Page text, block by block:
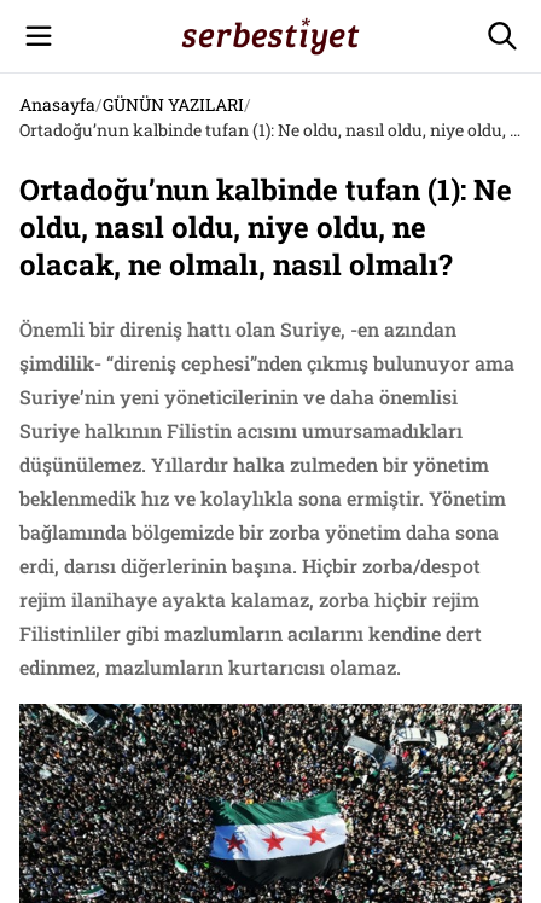
Anasayfa/GÜNÜN YAZILARI/
Ortadoğu’nun kalbinde tufan (1): Ne oldu, nasıl oldu, niye oldu, ne olacak, ne olmalı, nasıl olmalı?
Ortadoğu’nun kalbinde tufan (1): Ne
oldu, nasıl oldu, niye oldu, ne
olacak, ne olmalı, nasıl olmalı?
Önemli bir direniş hattı olan Suriye, -en azından
şimdilik- “direniş cephesi”nden çıkmış bulunuyor ama
Suriye’nin yeni yöneticilerinin ve daha önemlisi
Suriye halkının Filistin acısını umursamadıkları
düşünülemez. Yıllardır halka zulmeden bir yönetim
beklenmedik hız ve kolaylıkla sona ermiştir. Yönetim
bağlamında bölgemizde bir zorba yönetim daha sona
erdi, darısı diğerlerinin başına. Hiçbir zorba/despot
rejim ilanihaye ayakta kalamaz, zorba hiçbir rejim
Filistinliler gibi mazlumların acılarını kendine dert
edinmez, mazlumların kurtarıcısı olamaz.